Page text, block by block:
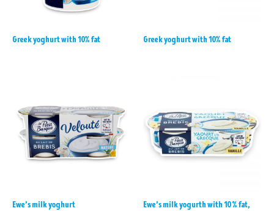
Greek yoghurt with 10% fat Greek yoghurt with 10% fat
Ewe’s milk yoghurt
Ewe’s milk yogurth with 10 % fat,